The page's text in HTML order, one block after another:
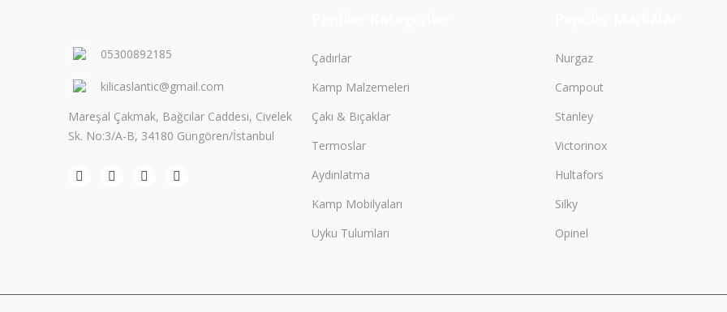
05300892185
kilicaslantic@gmail.com
Mareşal Çakmak, Bağcılar Caddesi, Civelek
Sk. No:3/A-B, 34180 Güngören/İstanbul
Çadırlar
Kamp Malzemeleri
Çakı & Bıçaklar
Termoslar
Aydınlatma
Kamp Mobilyaları
Uyku Tulumları
Nurgaz
Campout
Stanley
Victorinox
Hultafors
Silky
Opinel